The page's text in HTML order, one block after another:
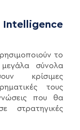
το
σύνολα
κρίσιμες
τους
που θα
στρατηγικές